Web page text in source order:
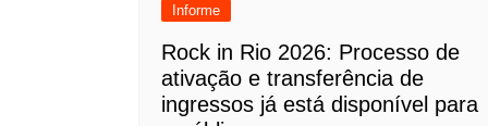
Informe
Rock in Rio 2026: Processo de
ativação e transferência de
ingressos já está disponível para